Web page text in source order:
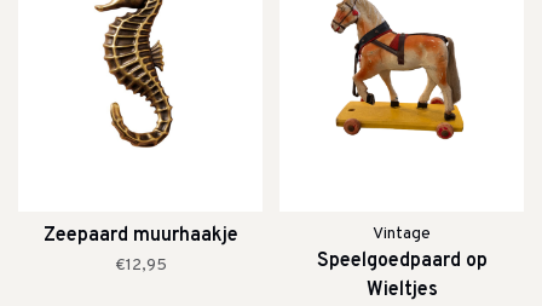
Zeepaard muurhaakje
€12,95
Vintage
Speelgoedpaard op
Wieltjes